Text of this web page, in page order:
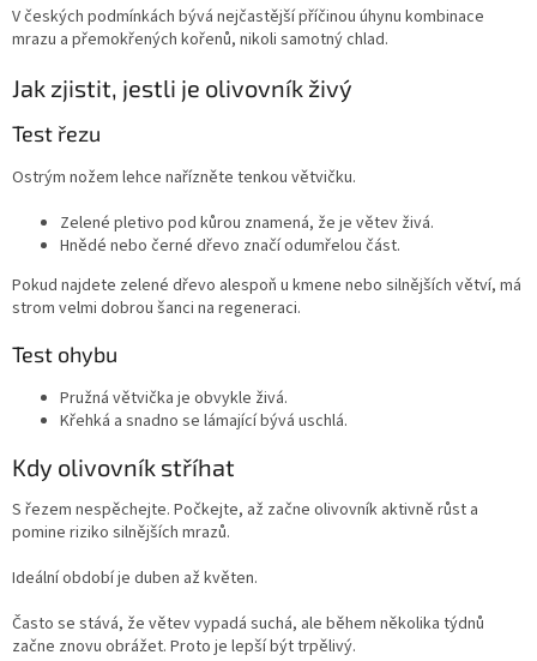
V českých podmínkách bývá nejčastější příčinou úhynu kombinace
mrazu a přemokřených kořenů, nikoli samotný chlad.
Jak zjistit, jestli je olivovník živý
Test řezu
Ostrým nožem lehce nařízněte tenkou větvičku.
Zelené pletivo pod kůrou znamená, že je větev živá.
Hnědé nebo černé dřevo značí odumřelou část.
Pokud najdete zelené dřevo alespoň u kmene nebo silnějších větví, má
strom velmi dobrou šanci na regeneraci.
Test ohybu
Pružná větvička je obvykle živá.
Křehká a snadno se lámající bývá uschlá.
Kdy olivovník stříhat
S řezem nespěchejte. Počkejte, až začne olivovník aktivně růst a
pomine riziko silnějších mrazů.
Ideální období je duben až květen.
Často se stává, že větev vypadá suchá, ale během několika týdnů
začne znovu obrážet. Proto je lepší být trpělivý.